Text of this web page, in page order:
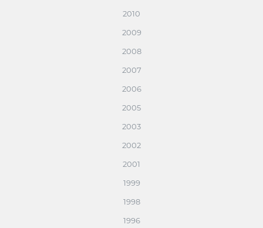
2010
2009
2008
2007
2006
2005
2003
2002
2001
1999
1998
1996